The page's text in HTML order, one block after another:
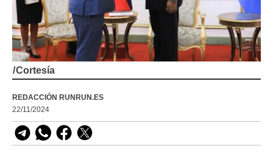
/Cortesía
REDACCIÓN RUNRUN.ES
22/11/2024